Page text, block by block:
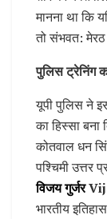
मानना था कि
तो संभवत:
पुलिस ट्रेनिंग
यूपी पुलिस ने
का हिस्सा बना
कोतवाल धन
पश्चिमी उत्तर
विजय गुर्जर
भारतीय